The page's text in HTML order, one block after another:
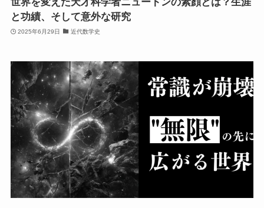
世界を変えた天才科学者ニュートンの素顔とは？生涯
と功績、そして意外な研究
2025年6月29日 近代数学史